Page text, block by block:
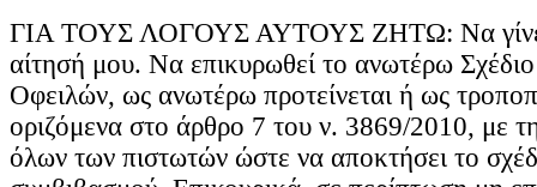
ΓΙΑ ΤΟΥΣ ΛΟΓΟΥΣ ΑΥΤΟΥΣ ΖΗΤΩ: Να
αίτησή μου. Να επικυρωθεί το ανωτέρω
Οφειλών, ως ανωτέρω προτείνεται ή ως
οριζόμενα στο άρθρο 7 του ν. 3869/2010, με
όλων των πιστωτών ώστε να αποκτήσει το